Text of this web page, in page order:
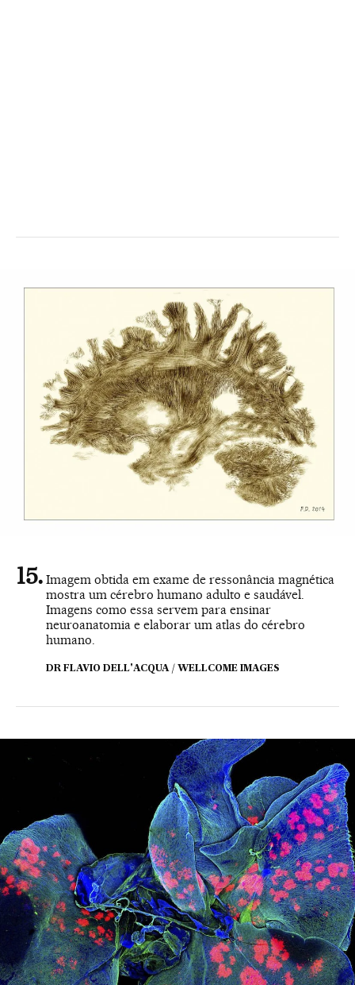
Imagem obtida em exame de ressonância magnética
mostra um cérebro humano adulto e saudável.
Imagens como essa servem para ensinar
neuroanatomia e elaborar um atlas do cérebro
humano.
DR FLAVIO DELL'ACQUA / WELLCOME IMAGES